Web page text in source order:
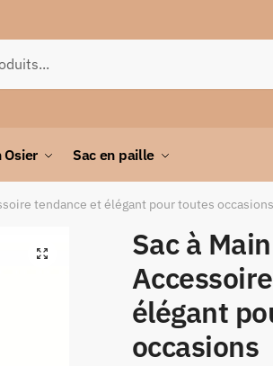
Osier Sac en paille
tendance et élégant pour toutes occasions
🔍
Sac à
élégant
occasions